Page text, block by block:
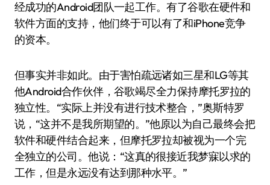
经成功的Android团队一起工作。有了谷歌在硬件和
软件方面的支持，他们终于可以有了和iPhone竞争
的资本。
但事实并非如此。由于害怕疏远诸如三星和LG等其
他Android合作伙伴，谷歌竭尽全力保持摩托罗拉的
独立性。“实际上并没有进行技术整合，”奥斯特罗
说，“这并不是我所期望的。”他原以为自己最终会把
软件和硬件结合起来，但摩托罗拉却被视为一个完
全独立的公司。他说：“这真的很接近我梦寐以求的
工作，但是永远没有达到那种水平。”